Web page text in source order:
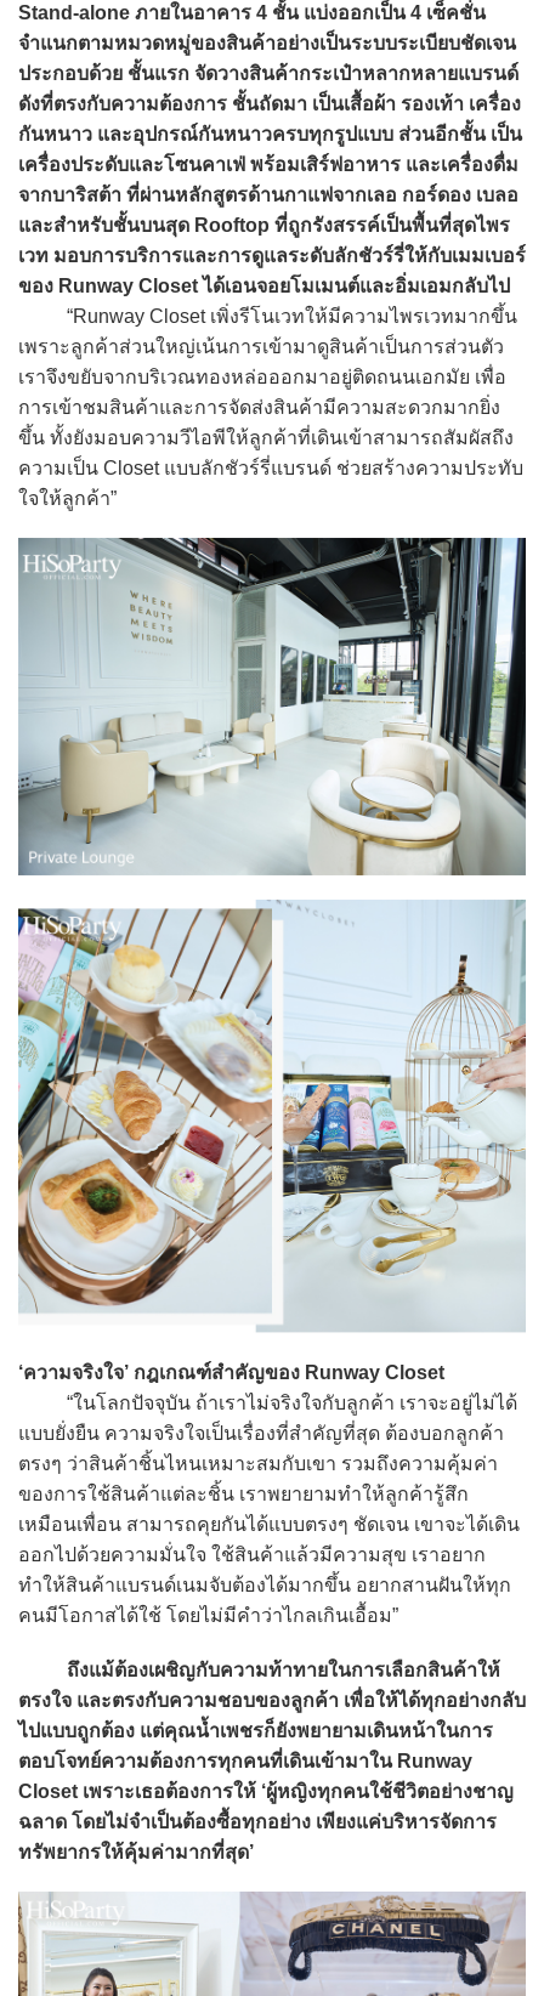
Stand-alone ภายในอาคาร 4 ชั้น แบ่งออกเป็น 4 เซ็คชั่น
จำแนกตามหมวดหมู่ของสินค้าอย่างเป็นระบบระเบียบชัดเจน
ประกอบด้วย ชั้นแรก จัดวางสินค้ากระเป๋าหลากหลายแบรนด์
ดังที่ตรงกับความต้องการ ชั้นถัดมา เป็นเสื้อผ้า รองเท้า เครื่อง
กันหนาว และอุปกรณ์กันหนาวครบทุกรูปแบบ ส่วนอีกชั้น เป็น
เครื่องประดับและโซนคาเฟ่ พร้อมเสิร์ฟอาหาร และเครื่องดื่ม
จากบาริสต้า ที่ผ่านหลักสูตรด้านกาแฟจากเลอ กอร์ดอง เบลอ
และสำหรับชั้นบนสุด Rooftop ที่ถูกรังสรรค์เป็นพื้นที่สุดไพร
เวท มอบการบริการและการดูแลระดับลักชัวร์รี่ให้กับเมมเบอร์
ของ Runway Closet ได้เอนจอยโมเมนต์และอิ่มเอมกลับไป
“Runway Closet เพิ่งรีโนเวทให้มีความไพรเวทมากขึ้น
เพราะลูกค้าส่วนใหญ่เน้นการเข้ามาดูสินค้าเป็นการส่วนตัว
เราจึงขยับจากบริเวณทองหล่อออกมาอยู่ติดถนนเอกมัย เพื่อ
การเข้าชมสินค้าและการจัดส่งสินค้ามีความสะดวกมากยิ่ง
ขึ้น ทั้งยังมอบความวีไอพีให้ลูกค้าที่เดินเข้าสามารถสัมผัสถึง
ความเป็น Closet แบบลักชัวร์รี่แบรนด์ ช่วยสร้างความประทับ
ใจให้ลูกค้า”
‘ความจริงใจ’ กฎเกณฑ์สำคัญของ Runway Closet
“ในโลกปัจจุบัน ถ้าเราไม่จริงใจกับลูกค้า เราจะอยู่ไม่ได้
แบบยั่งยืน ความจริงใจเป็นเรื่องที่สำคัญที่สุด ต้องบอกลูกค้า
ตรงๆ ว่าสินค้าชิ้นไหนเหมาะสมกับเขา รวมถึงความคุ้มค่า
ของการใช้สินค้าแต่ละชิ้น เราพยายามทำให้ลูกค้ารู้สึก
เหมือนเพื่อน สามารถคุยกันได้แบบตรงๆ ชัดเจน เขาจะได้เดิน
ออกไปด้วยความมั่นใจ ใช้สินค้าแล้วมีความสุข เราอยาก
ทำให้สินค้าแบรนด์เนมจับต้องได้มากขึ้น อยากสานฝันให้ทุก
คนมีโอกาสได้ใช้ โดยไม่มีคำว่าไกลเกินเอื้อม”
ถึงแม้ต้องเผชิญกับความท้าทายในการเลือกสินค้าให้
ตรงใจ และตรงกับความชอบของลูกค้า เพื่อให้ได้ทุกอย่างกลับ
ไปแบบถูกต้อง แต่คุณน้ำเพชรก็ยังพยายามเดินหน้าในการ
ตอบโจทย์ความต้องการทุกคนที่เดินเข้ามาใน Runway
Closet เพราะเธอต้องการให้ ‘ผู้หญิงทุกคนใช้ชีวิตอย่างชาญ
ฉลาด โดยไม่จำเป็นต้องซื้อทุกอย่าง เพียงแค่บริหารจัดการ
ทรัพยากรให้คุ้มค่ามากที่สุด’